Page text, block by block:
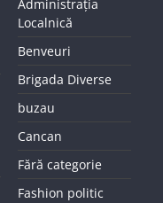
Administrația
Localnică
Benveuri
Brigada Diverse
buzau
Cancan
Fără categorie
Fashion politic